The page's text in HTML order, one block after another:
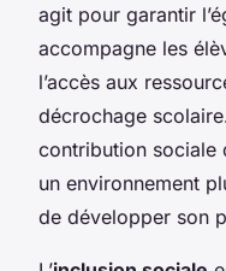
agit pour garantir
accompagne les
l’accès aux
décrochage
contribution sociale
un environnement
de développer son